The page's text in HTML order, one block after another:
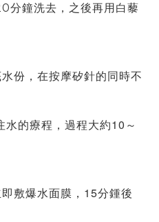
分鐘洗去，之後再用白藜
份，在按摩矽針的同時不
的療程，過程大約10～
敷爆水面膜，15分鍾後